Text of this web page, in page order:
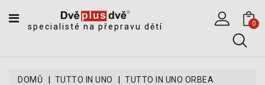
specialisté na přepravu dětí 0
DOMŮ TUTTO IN UNO TUTTO IN UNO ORBEA